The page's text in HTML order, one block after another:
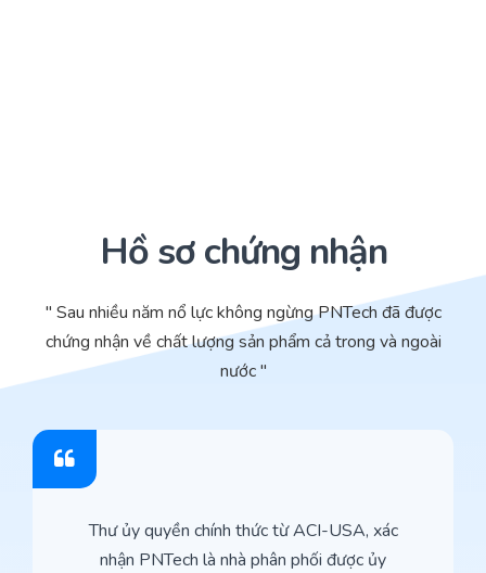
Hồ sơ chứng nhận
" Sau nhiều năm nổ lực không ngừng PNTech đã được
chứng nhận về chất lượng sản phẩm cả trong và ngoài
nước "
Thư ủy quyền chính thức từ ACI-USA, xác
nhận PNTech là nhà phân phối được ủy